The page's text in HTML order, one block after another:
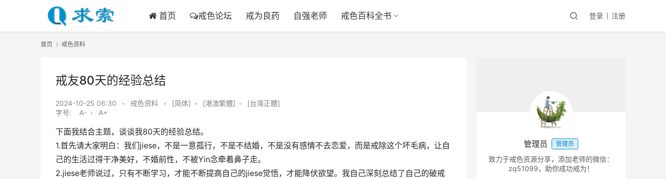
首页 戒色论坛 戒为良药 自强老师 戒色百科全书 登录 注册
首页 戒色资料
戒友80天的经验总结
2024-10-25 06:30 • 戒色资料 • [简体] • [港澳繁體] •
[台灣正體]
字号:
A- • A+
下面我结合主题，谈谈我80天的经验总结。
1.首先请大家明白：我们jiese，不是一意孤行，不是不结婚，不是没有感情不去恋爱，而是戒除这个坏毛病，让自
己的生活过得干净美好，不婚前性，不被Yin念牵着鼻子走。
2.jiese老师说过，只有不断学习，才能不断提高自己的jiese觉悟，才能降伏欲望。我自己深刻总结了自己的破戒
管理员 管理员
致力于戒色资源分享，添加老师的微信：
zq51099，助你成功戒为！